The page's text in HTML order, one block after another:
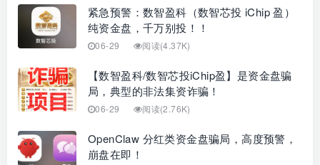
紧急预警：数智盈科（数智芯投 iChip 盈）
纯资金盘，千万别投！！
06-29 阅读(4.37K)
【数智盈科/数智芯投iChip盈】是资金盘骗
局，典型的非法集资诈骗！
06-29 阅读(2.76K)
OpenClaw 分红类资金盘骗局，高度预警，
崩盘在即！